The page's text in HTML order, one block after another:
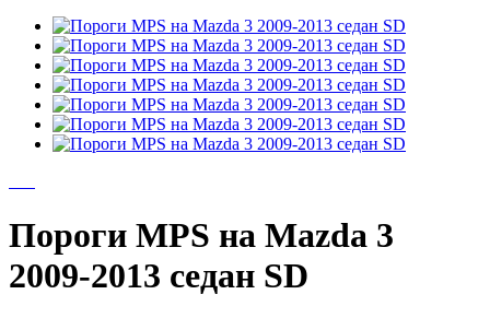
Пороги MPS на Mazda 3
2009-2013 седан SD